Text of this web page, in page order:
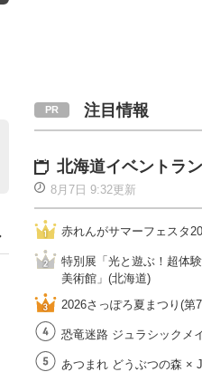
注目情報
北海道イベントラ
8月7日 9:32更新
赤れんがサマーフェスタ
特別展「光と遊ぶ！超体
美術館」(北海道)
2026さっぽろ夏まつり(第
恐竜迷路 ジュラシックメ
あつまれ どうぶつの森 ×